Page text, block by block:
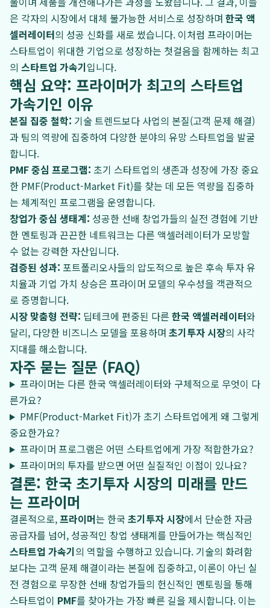
은 각자의 시장에서 대체 불가능한 서비스로 성장하며 한국 액
셀러레이터의 성공 신화를 새로 썼습니다. 이처럼 프라이머는
스타트업이 위대한 기업으로 성장하는 첫걸음을 함께하는 최고
의 스타트업 가속기입니다.
핵심 요약: 프라이머가 최고의 스타트업
가속기인 이유
본질 집중 철학: 기술 트렌드보다 사업의 본질(고객 문제 해결)
과 팀의 역량에 집중하여 다양한 분야의 유망 스타트업을 발굴
합니다.
PMF 중심 프로그램: 초기 스타트업의 생존과 성장에 가장 중요
한 PMF(Product-Market Fit)를 찾는 데 모든 역량을 집중하
는 체계적인 프로그램을 운영합니다.
창업가 중심 생태계: 성공한 선배 창업가들의 실전 경험에 기반
한 멘토링과 끈끈한 네트워크는 다른 액셀러레이터가 모방할
수 없는 강력한 자산입니다.
검증된 성과: 포트폴리오사들의 압도적으로 높은 후속 투자 유
치율과 기업 가치 상승은 프라이머 모델의 우수성을 객관적으
로 증명합니다.
시장 맞춤형 전략: 딥테크에 편중된 다른 한국 액셀러레이터와
달리, 다양한 비즈니스 모델을 포용하며 초기투자 시장의 사각
지대를 해소합니다.
자주 묻는 질문 (FAQ)
프라이머는 다른 한국 액셀러레이터와 구체적으로 무엇이 다
른가요?
PMF(Product-Market Fit)가 초기 스타트업에게 왜 그렇게
중요한가요?
프라이머 프로그램은 어떤 스타트업에게 가장 적합한가요?
프라이머의 투자를 받으면 어떤 실질적인 이점이 있나요?
결론: 한국 초기투자 시장의 미래를 만드
는 프라이머
결론적으로,프라이머는 한국 초기투자 시장에서 단순한 자금
공급자를 넘어, 성공적인 창업 생태계를 만들어가는 핵심적인
스타트업 가속기의 역할을 수행하고 있습니다. 기술의 화려함
보다는 고객 문제 해결이라는 본질에 집중하고, 이론이 아닌 실
전 경험으로 무장한 선배 창업가들의 헌신적인 멘토링을 통해
스타트업이 PMF를 찾아가는 가장 빠른 길을 제시합니다. 이는